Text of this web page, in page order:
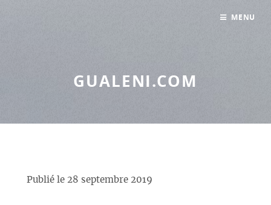
GUALENI.COM
Publié le 28 septembre 2019
MENU